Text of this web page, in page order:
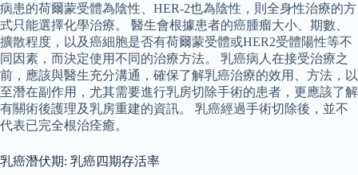
病患的荷爾蒙受體為陰性、HER-2也為陰性，則全身性治療的方
式只能選擇化學治療。 醫生會根據患者的癌腫瘤大小、期數、
擴散程度，以及癌細胞是否有荷爾蒙受體或HER2受體陽性等不
同因素，而決定使用不同的治療方法。 乳癌病人在接受治療之
前，應該與醫生充分溝通，確保了解乳癌治療的效用、方法，以
至潛在副作用，尤其需要進行乳房切除手術的患者，更應該了解
有關術後護理及乳房重建的資訊。 乳癌經過手術切除後，並不
代表已完全根治痊癒。
乳癌潛伏期: 乳癌四期存活率